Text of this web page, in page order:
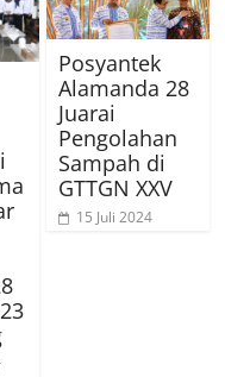
Posyantek
Alamanda 28
Juarai
Pengolahan
Sampah di
GTTGN XXV
15 Juli 2024